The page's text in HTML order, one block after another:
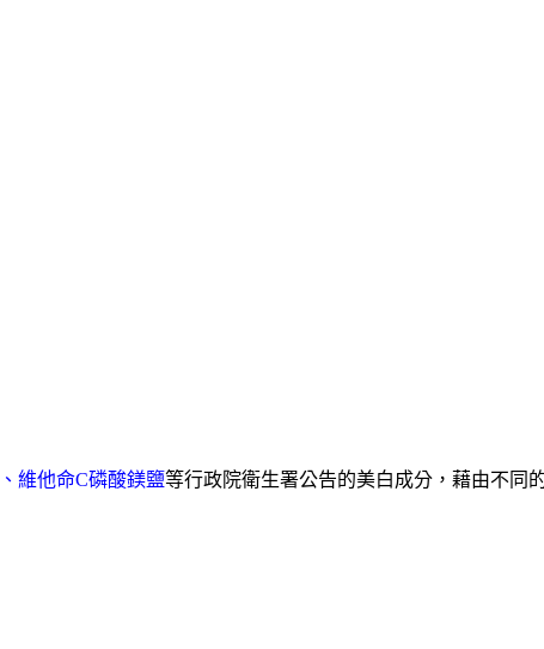
、 維他命C磷酸鎂鹽等行政院衛生署公告的美白成分，藉由不同